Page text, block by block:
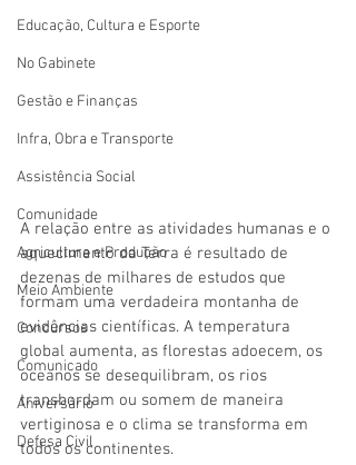
Educação, Cultura e Esporte
No Gabinete
Gestão e Finanças
Infra, Obra e Transporte
Assistência Social
Comunidade
Agricultura e Produção
Meio Ambiente
Concursos
Comunicado
Aniversário
Defesa Civil
A relação entre as atividades humanas e o
aquecimento da Terra é resultado de
dezenas de milhares de estudos que
formam uma verdadeira montanha de
evidências científicas. A temperatura
global aumenta, as florestas adoecem, os
oceanos se desequilibram, os rios
transbordam ou somem de maneira
vertiginosa e o clima se transforma em
todos os continentes.